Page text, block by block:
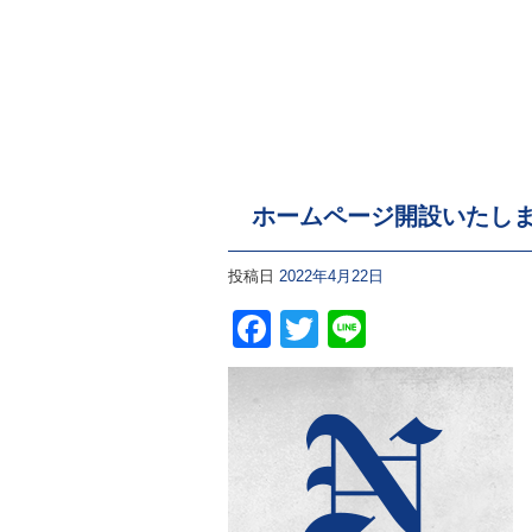
ホームページ開設いたし
投稿日 2022年4月22日
Facebook
Twitter